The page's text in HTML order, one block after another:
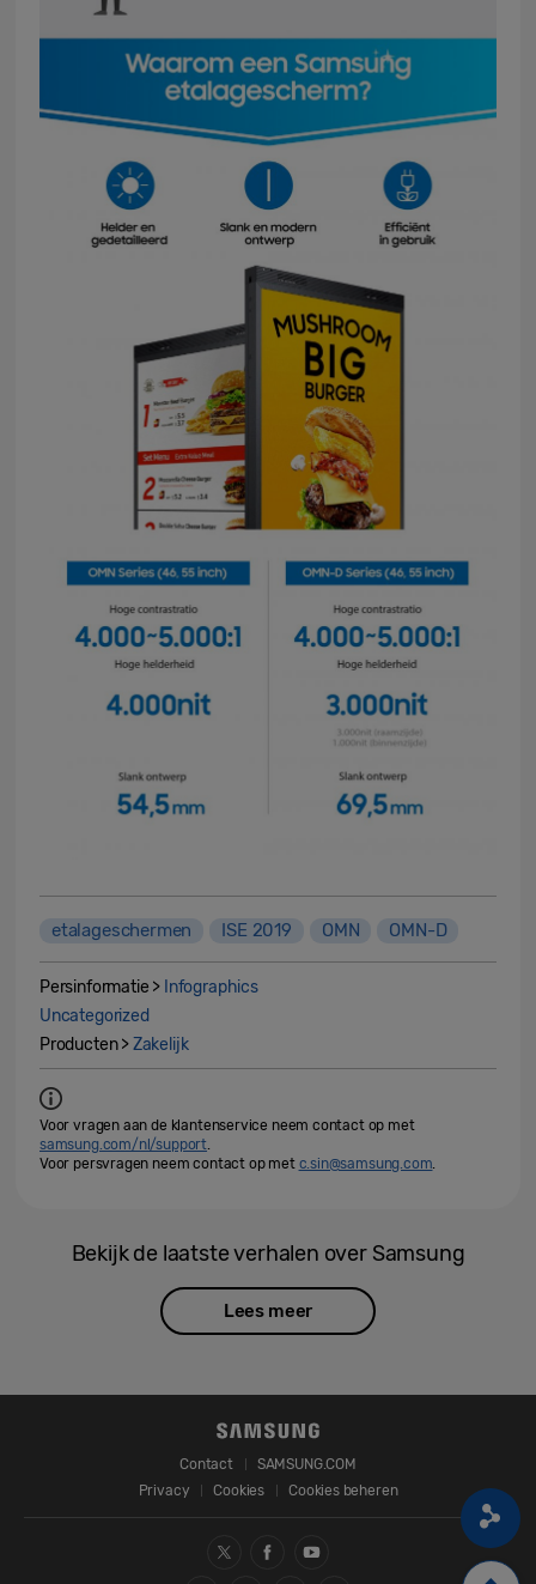
etalageschermen ISE 2019 OMN OMN-D
Persinformatie > Infographics
Uncategorized
Producten >Zakelijk
Voor vragen aan de klantenservice neem contact op met
samsung.com/nl/support.
Voor persvragen neem contact op met c.sin@samsung.com.
Bekijk de laatste verhalen over Samsung
Lees meer
Contact
SAMSUNG.COM
Privacy
Cookies Cookies beheren